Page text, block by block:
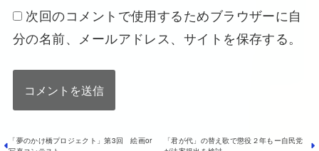
次回のコメントで使用するためブラウザーに自
分の名前、メールアドレス、サイトを保存する。
「君が代」の替え歌で懲役２年もー自民党
「夢のかけ橋プロジェクト」第3回 絵画or